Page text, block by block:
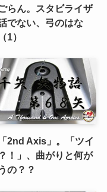
らん。スタビライザ
でない、弓のはな
1）
2nd Axis」。「ツイ
！」、曲がりと何が
の？？